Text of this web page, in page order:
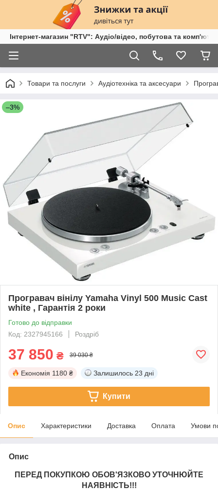
Інтернет-магазин "RTV": Аудіо/відео, побутова та
Товари та послуги Аудіотехніка та аксесуари
–3%
Програвач вінілу Yamaha Vinyl 500 Music Cast
white , Гарантія 2 роки
Готово до відправки
Код: 2327945166
Роздріб
37 850 ₴ 39 030 ₴
Економія 1180 ₴ Залишилось 23 дні
Купити
Опис Характеристики Доставка Оплата Умови
Опис
ПЕРЕД ПОКУПКОЮ ОБОВ'ЯЗКОВО УТОЧНЮЙТЕ
НАЯВНІСТЬ!!!